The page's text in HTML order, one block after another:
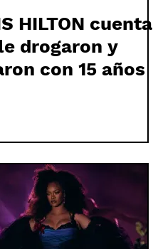
HILTON cuenta
drogaron y
con 15 años